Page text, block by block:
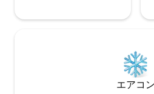
エアコン